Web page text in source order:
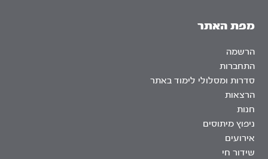
מפת האתר
הרשמה
התחברות
סדרות ומסלולי לימוד באתר
הרצאות
חנות
ניפוץ מיתוסים
אירועים
שידור חי